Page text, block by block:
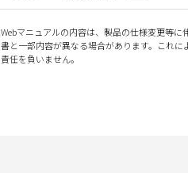
Webマニュアルの内容は、製品の仕様変更等
書と一部内容が異なる場合があります。これ
責任を負いません。